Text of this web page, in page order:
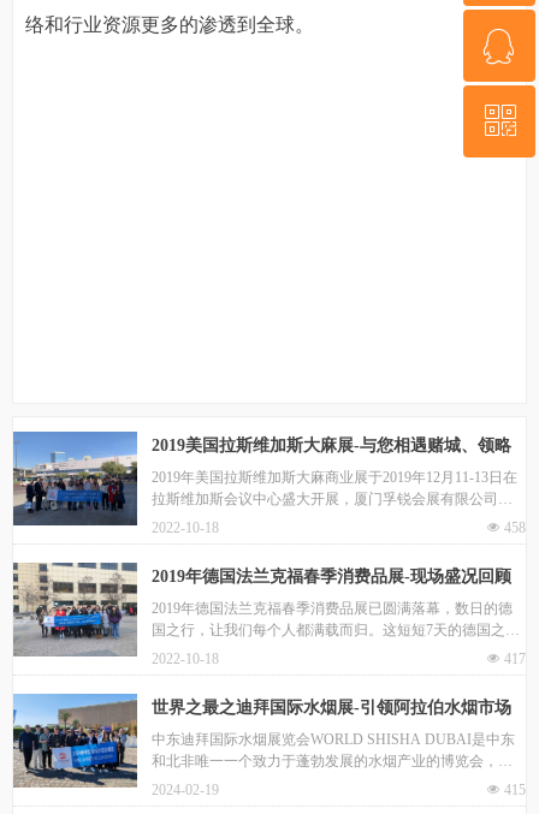
2019美国拉斯维加斯大麻展-与您相遇赌城、领略
全球最大大麻展
2019年美国拉斯维加斯大麻商业展于2019年12月11-13日在
拉斯维加斯会议中心盛大开展，厦门孚锐会展有限公司作
为中国区指定代理，与国内知名企业一同前往展会现场。
넶 458
2022-10-18
2019年德国法兰克福春季消费品展-现场盛况回顾
2019年德国法兰克福春季消费品展已圆满落幕，数日的德
国之行，让我们每个人都满载而归。这短短7天的德国之
行，让我们和展商朋友们建立了深厚的友谊，相处非常愉
快，回想起来就像发生在昨天，历历在目。
넶 417
2022-10-18
世界之最之迪拜国际水烟展-引领阿拉伯水烟市场
中东迪拜国际水烟展览会WORLD SHISHA DUBAI是中东
和北非唯一一个致力于蓬勃发展的水烟产业的博览会，于
2024年2月14-15日在迪拜美丽的节假日城盛大开幕，现场展
会热闹非凡，迎接了中东水烟行业的各大批发商和采购
넶 415
2024-02-19
络和行业资源更多的渗透到全球。
ꁗ
QQ客服
ꀥ